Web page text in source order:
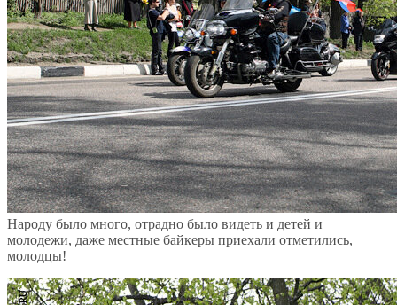
Народу было много, отрадно было видеть и детей и
молодежи, даже местные байкеры приехали отметились,
молодцы!